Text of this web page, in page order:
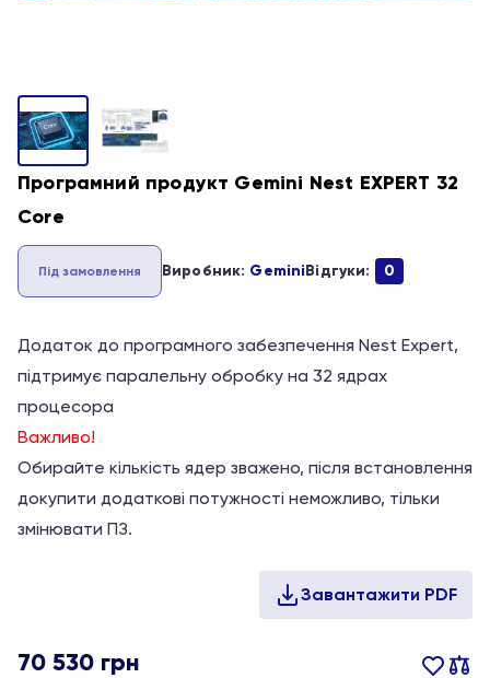
Програмний продукт Gemini Nest EXPERT 32
Core
Під замовлення Виробник: GeminiВідгуки: 0
Додаток до програмного забезпечення Nest Expert,
підтримує паралельну обробку на 32 ядрах
процесора
Важливо!
Обирайте кількість ядер зважено, після встановлення
докупити додаткові потужності неможливо, тільки
змінювати ПЗ.
70 530 грн